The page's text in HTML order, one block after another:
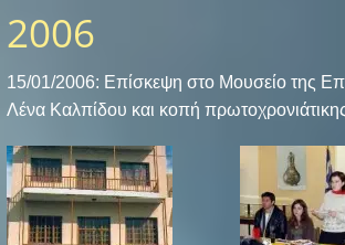
2006
15/01/2006: Επίσκεψη στο Μουσείο της
Λένα Καλπίδου και κοπή